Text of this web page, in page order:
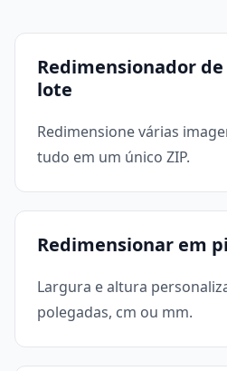
Redimensionador
lote
Redimensione várias
tudo em um único ZIP.
Redimensionar em
Largura e altura
polegadas, cm ou mm.